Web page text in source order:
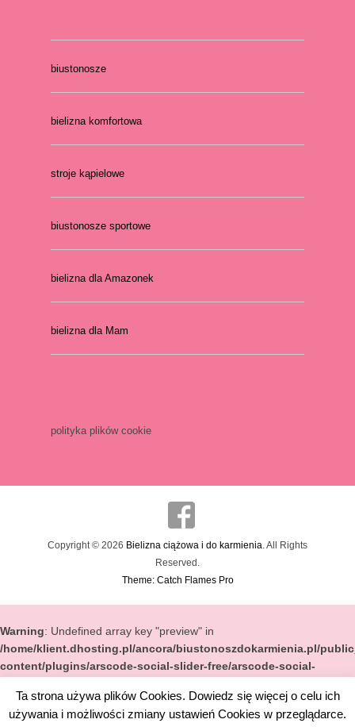
biustonosze
bielizna komfortowa
stroje kąpielowe
biustonosze sportowe
bielizna dla Amazonek
bielizna dla Mam
polityka plików cookie
Copyright © 2026 Bielizna ciążowa i do karmienia . All Rights
Reserved.
Theme: Catch Flames Pro
Warning: Undefined array key "preview" in
/home/klient.dhosting.pl/ancora/biustonoszdokarmienia.pl/
content/plugins/arscode-social-slider-free/arscode-social-
Warning: Undefined array key "Enable" in
Ta strona używa plików Cookies. Dowiedz się więcej o celu ich
używania i możliwości zmiany ustawień Cookies w przeglądarce.